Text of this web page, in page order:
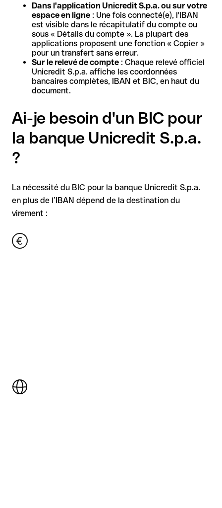
Dans l'application Unicredit S.p.a. ou sur votre
espace en ligne : Une fois connecté(e), l'IBAN
est visible dans le récapitulatif du compte ou
sous « Détails du compte ». La plupart des
applications proposent une fonction « Copier »
pour un transfert sans erreur.
Sur le relevé de compte : Chaque relevé officiel
Unicredit S.p.a. affiche les coordonnées
bancaires complètes, IBAN et BIC, en haut du
document.
Ai-je besoin d'un BIC pour
la banque Unicredit S.p.a.
?
La nécessité du BIC pour la banque Unicredit S.p.a.
en plus de l’IBAN dépend de la destination du
virement :